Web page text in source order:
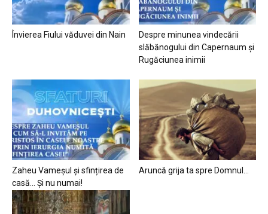
Învierea Fiului văduvei din Nain
Despre minunea vindecării
slăbănogului din Capernaum și
Rugăciunea inimii
Zaheu Vameșul și sfințirea de
casă… Și nu numai!
Aruncă grija ta spre Domnul…